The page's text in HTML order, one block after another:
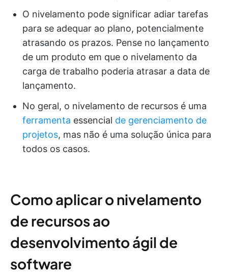
O nivelamento pode significar adiar tarefas
para se adequar ao plano, potencialmente
atrasando os prazos. Pense no lançamento
de um produto em que o nivelamento da
carga de trabalho poderia atrasar a data de
lançamento.
No geral, o nivelamento de recursos é uma
ferramenta essencial de gerenciamento de
projetos, mas não é uma solução única para
todos os casos.
Como aplicar o nivelamento
de recursos ao
desenvolvimento ágil de
software